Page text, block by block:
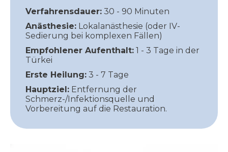
Verfahrensdauer: 30 - 90 Minuten
Anästhesie: Lokalanästhesie (oder IV-
Sedierung bei komplexen Fällen)
Empfohlener Aufenthalt: 1 - 3 Tage in der
Türkei
Erste Heilung: 3 - 7 Tage
Hauptziel: Entfernung der
Schmerz-/Infektionsquelle und
Vorbereitung auf die Restauration.